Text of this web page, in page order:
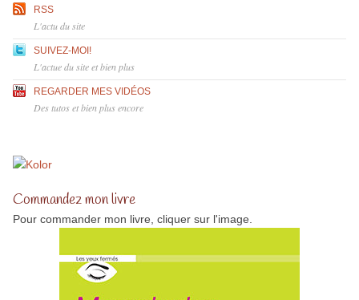
RSS
L'actu du site
SUIVEZ-MOI!
L'actue du site et bien plus
REGARDER MES VIDÉOS
Des tutos et bien plus encore
Commandez mon livre
Pour commander mon livre, cliquer sur l'image.